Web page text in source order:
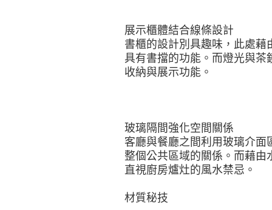
展示櫃體結合線條設計
書櫃的設計別具趣味，此處
具有書擋的功能。而燈光與
收納與展示功能。
玻璃隔間強化空間關係
客廳與餐廳之間利用玻璃介面
整個公共區域的關係。而藉
直視廚房爐灶的風水禁忌。
材質秘技